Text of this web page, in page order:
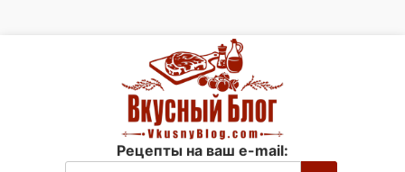
Рецепты на ваш e-mail: